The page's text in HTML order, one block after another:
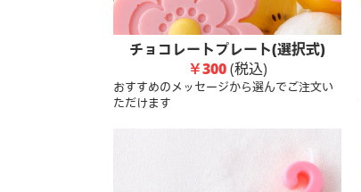
チョコレートプレート(選択式)
￥300(税込)
おすすめのメッセージから選んでご注文い
ただけます